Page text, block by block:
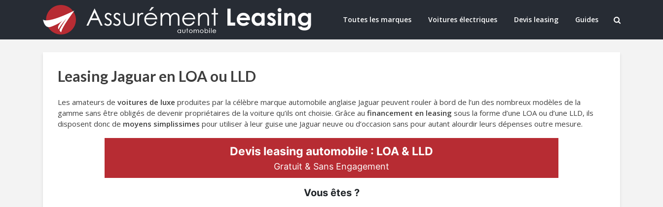
Toutes les marques Voitures électriques Devis leasing Guides
Leasing Jaguar en LOA ou LLD
Les amateurs de voitures de luxe produites par la célèbre marque automobile anglaise Jaguar peuvent rouler à bord de l’un des nombreux modèles de la
gamme sans être obligés de devenir propriétaires de la voiture qu’ils ont choisie. Grâce au financement en leasing sous la forme d’une LOA ou d’une LLD, ils
disposent donc de moyens simplissimes pour utiliser à leur guise une Jaguar neuve ou d’occasion sans pour autant alourdir leurs dépenses outre mesure.